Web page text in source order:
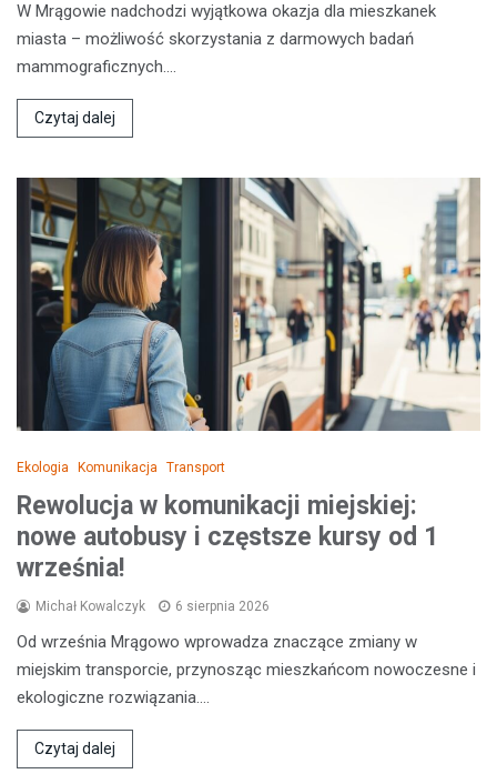
W Mrągowie nadchodzi wyjątkowa okazja dla mieszkanek
miasta – możliwość skorzystania z darmowych badań
mammograficznych.…
Czytaj dalej
Ekologia Komunikacja Transport
Rewolucja w komunikacji miejskiej:
nowe autobusy i częstsze kursy od 1
września!
Michał Kowalczyk 6 sierpnia 2026
Od września Mrągowo wprowadza znaczące zmiany w
miejskim transporcie, przynosząc mieszkańcom nowoczesne i
ekologiczne rozwiązania.…
Czytaj dalej